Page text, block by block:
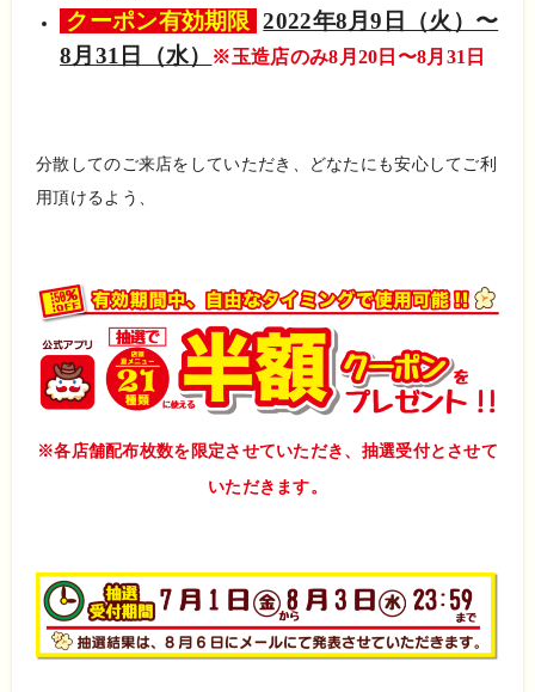
クーポン有効期限 2022年8月9日（火）〜
8月31日（水）
※玉造店のみ8月20日〜8月31日
分散してのご来店をしていただき、どなたにも安心してご利
用頂けるよう、
※各店舗配布枚数を限定させていただき、抽選受付とさせて
いただきます。